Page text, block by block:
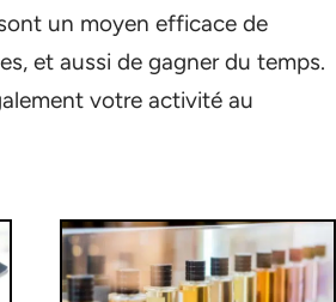
un moyen efficace de
et aussi de gagner du temps.
votre activité au